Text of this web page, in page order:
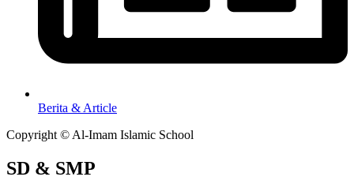
Berita & Article
Copyright © Al-Imam Islamic School
SD & SMP